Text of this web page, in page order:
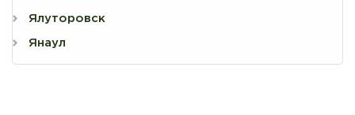
Ялуторовск
Янаул